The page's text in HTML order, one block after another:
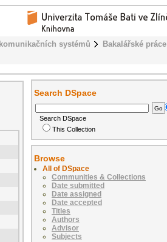
systémů
Bakalářské práce
Search DSpace
Search DSpace
This Collection
Browse
All of DSpace
Communities & Collections
Date submitted
Date assigned
Date accepted
Titles
Authors
Advisor
Subjects